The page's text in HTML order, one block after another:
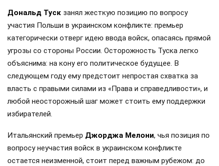
Дональд Туск занял жесткую позицию по вопросу
участия Польши в украинском конфликте: премьер
категорически отверг идею ввода войск, опасаясь прямой
угрозы со стороны России. Осторожность Туска легко
объяснима: на кону его политическое будущее. В
следующем году ему предстоит непростая схватка за
власть с правыми силами из «Права и справедливости», и
любой неосторожный шаг может стоить ему поддержки
избирателей.
Итальянский премьер Джорджа Мелони, чья позиция по
вопросу неучастия войск в украинском конфликте
остается неизменной, стоит перед важным рубежом: до